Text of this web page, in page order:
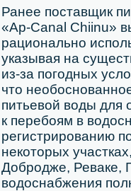
Ранее поставщик
«Ap-Canal Chiinu»
рационально
указывая на
из-за погодных
что
питьевой воды для
к перебоям в
регистрированию
некоторых
Добродже, Реваке,
водоснабжения